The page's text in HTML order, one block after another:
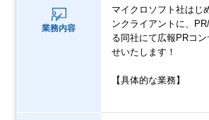
業務内容
マイクロソフト社はじ
ンクライアントに、
る同社にて広報PRコ
せいたします！
【具体的な業務】